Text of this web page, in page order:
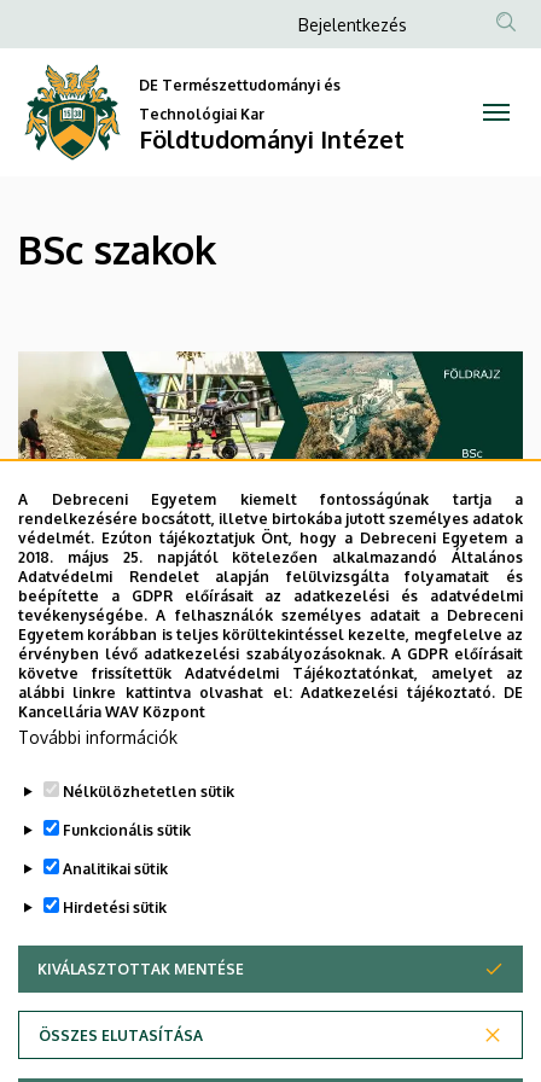
szakok
Földtudományi
a
tartalomra
Anonim
fiók
menüje
Bejelentkezés
DE Természettudományi és
Technológiai Kar
Földtudományi Intézet
BSc szakok
Bővebben>>>
Legutóbbi frissítés: 2023. 06. 19. 08:44
Adatvédelem
A Debreceni Egyetem kiemelt fontosságúnak tartja a
rendelkezésére bocsátott, illetve birtokába jutott személyes adatok
védelmét. Ezúton tájékoztatjuk Önt, hogy a Debreceni Egyetem a
2018. május 25. napjától kötelezően alkalmazandó Általános
Adatvédelmi Rendelet alapján felülvizsgálta folyamatait és
beépítette a GDPR előírásait az adatkezelési és adatvédelmi
tevékenységébe. A felhasználók személyes adatait a Debreceni
Egyetem korábban is teljes körültekintéssel kezelte, megfelelve az
érvényben lévő adatkezelési szabályozásoknak. A GDPR előírásait
követve frissítettük Adatvédelmi Tájékoztatónkat, amelyet az
alábbi linkre kattintva olvashat el:Adatkezelési tájékoztató. DE
Kancellária WAV Központ
További információk
Nélkülözhetetlen sütik
Funkcionális sütik
Analitikai sütik
Hirdetési sütik
KIVÁLASZTOTTAK MENTÉSE
ÖSSZES ELUTASÍTÁSA
WITHDRAW CONSENT